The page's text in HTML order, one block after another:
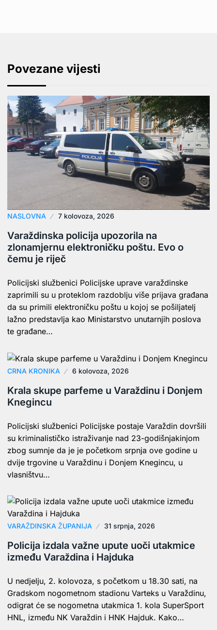
Povezane vijesti
NASLOVNA 7 kolovoza, 2026
Varaždinska policija upozorila na
zlonamjernu elektroničku poštu. Evo o
čemu je riječ
Policijski službenici Policijske uprave varaždinske
zaprimili su u proteklom razdoblju više prijava građana
da su primili elektroničku poštu u kojoj se pošiljatelj
lažno predstavlja kao Ministarstvo unutarnjih poslova
te građane…
CRNA KRONIKA 6 kolovoza, 2026
Krala skupe parfeme u Varaždinu i Donjem
Knegincu
Policijski službenici Policijske postaje Varaždin dovršili
su kriminalističko istraživanje nad 23-godišnjakinjom
zbog sumnje da je je početkom srpnja ove godine u
dvije trgovine u Varaždinu i Donjem Knegincu, u
vlasništvu…
VARAŽDINSKA ŽUPANIJA 31 srpnja, 2026
Policija izdala važne upute uoči utakmice
između Varaždina i Hajduka
U nedjelju, 2. kolovoza, s početkom u 18.30 sati, na
Gradskom nogometnom stadionu Varteks u Varaždinu,
odigrat će se nogometna utakmica 1. kola SuperSport
HNL, između NK Varaždin i HNK Hajduk. Kako…